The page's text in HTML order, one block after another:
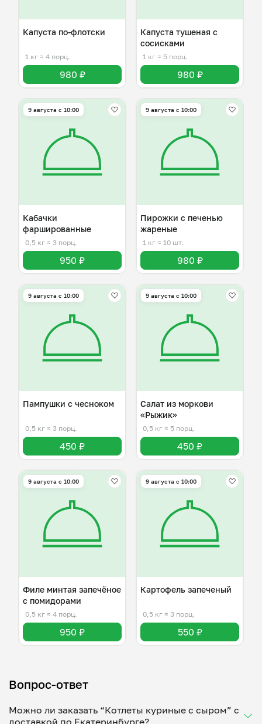
Капуста по-флотски
1 кг ≈ 4 порц.
980 ₽
Капуста тушеная с
сосисками
1 кг ≈ 5 порц.
980 ₽
9 августа с 10:00
Кабачки
фаршированные
0,5 кг ≈ 3 порц.
950 ₽
9 августа с 10:00
Пирожки с печенью
жареные
1 кг ≈ 10 шт.
980 ₽
9 августа с 10:00
Пампушки с чесноком
0,5 кг ≈ 3 порц.
450 ₽
9 августа с 10:00
Салат из моркови
«Рыжик»
0,5 кг ≈ 5 порц.
450 ₽
9 августа с 10:00
Филе минтая запечёное
с помидорами
0,5 кг ≈ 4 порц.
950 ₽
9 августа с 10:00
Картофель запеченый
0,5 кг ≈ 3 порц.
550 ₽
Вопрос-ответ
Можно ли заказать “Котлеты куриные с сыром” с
доставкой по Екатеринбурге?